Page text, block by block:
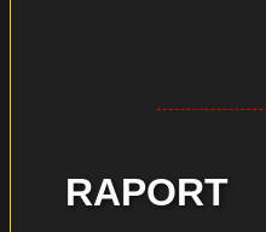
RAPORT